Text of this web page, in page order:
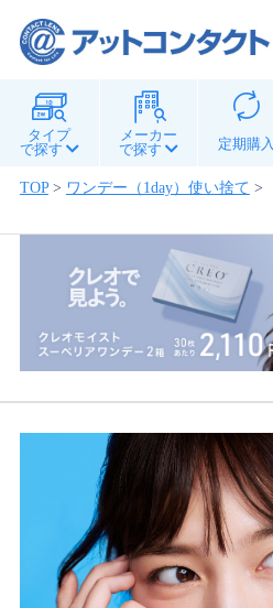
タイプ
で探す
メーカー
で探す
定期購入
TOP> ワンデー（1day）使い捨て >